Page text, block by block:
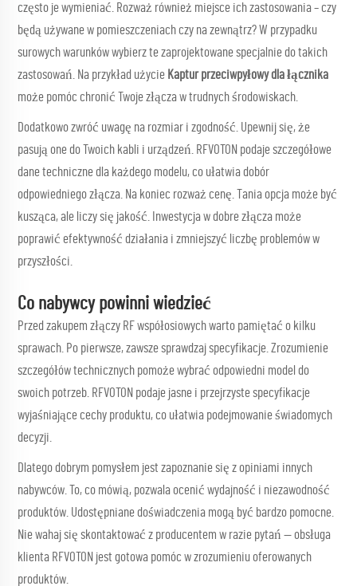
często je wymieniać. Rozważ również miejsce ich zastosowania – czy
będą używane w pomieszczeniach czy na zewnątrz? W przypadku
surowych warunków wybierz te zaprojektowane specjalnie do takich
zastosowań. Na przykład użycie Kaptur przeciwpyłowy dla łącznika
może pomóc chronić Twoje złącza w trudnych środowiskach.
Dodatkowo zwróć uwagę na rozmiar i zgodność. Upewnij się, że
pasują one do Twoich kabli i urządzeń. RFVOTON podaje szczegółowe
dane techniczne dla każdego modelu, co ułatwia dobór
odpowiedniego złącza. Na koniec rozważ cenę. Tania opcja może być
kusząca, ale liczy się jakość. Inwestycja w dobre złącza może
poprawić efektywność działania i zmniejszyć liczbę problemów w
przyszłości.
Co nabywcy powinni wiedzieć
Przed zakupem złączy RF współosiowych warto pamiętać o kilku
sprawach. Po pierwsze, zawsze sprawdzaj specyfikacje. Zrozumienie
szczegółów technicznych pomoże wybrać odpowiedni model do
swoich potrzeb. RFVOTON podaje jasne i przejrzyste specyfikacje
wyjaśniające cechy produktu, co ułatwia podejmowanie świadomych
decyzji.
Dlatego dobrym pomysłem jest zapoznanie się z opiniami innych
nabywców. To, co mówią, pozwala ocenić wydajność i niezawodność
produktów. Udostępniane doświadczenia mogą być bardzo pomocne.
Nie wahaj się skontaktować z producentem w razie pytań — obsługa
klienta RFVOTON jest gotowa pomóc w zrozumieniu oferowanych
produktów.